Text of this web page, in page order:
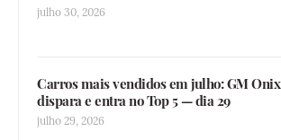
julho 30, 2026
Carros mais vendidos em julho: GM Onix
dispara e entra no Top 5 — dia 29
julho 29, 2026